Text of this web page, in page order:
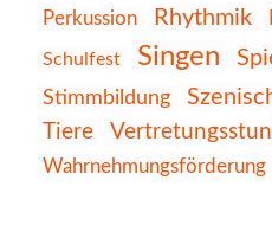
Perkussion Rhythmik
Schulfest Singen
Stimmbildung
Tiere
Wahrnehmungsförderung